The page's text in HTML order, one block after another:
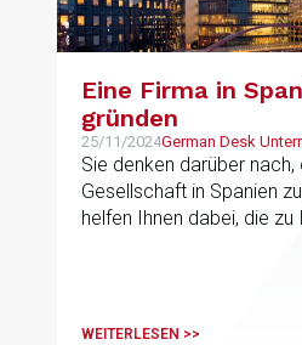
Eine Firma in
gründen
25/11/2024German Desk
Sie denken darüber nach,
Gesellschaft in Spanien
helfen Ihnen dabei, die zu
WEITERLESEN >>